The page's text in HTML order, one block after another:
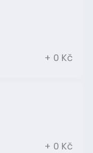
+ 0 Kč
+ 0 Kč